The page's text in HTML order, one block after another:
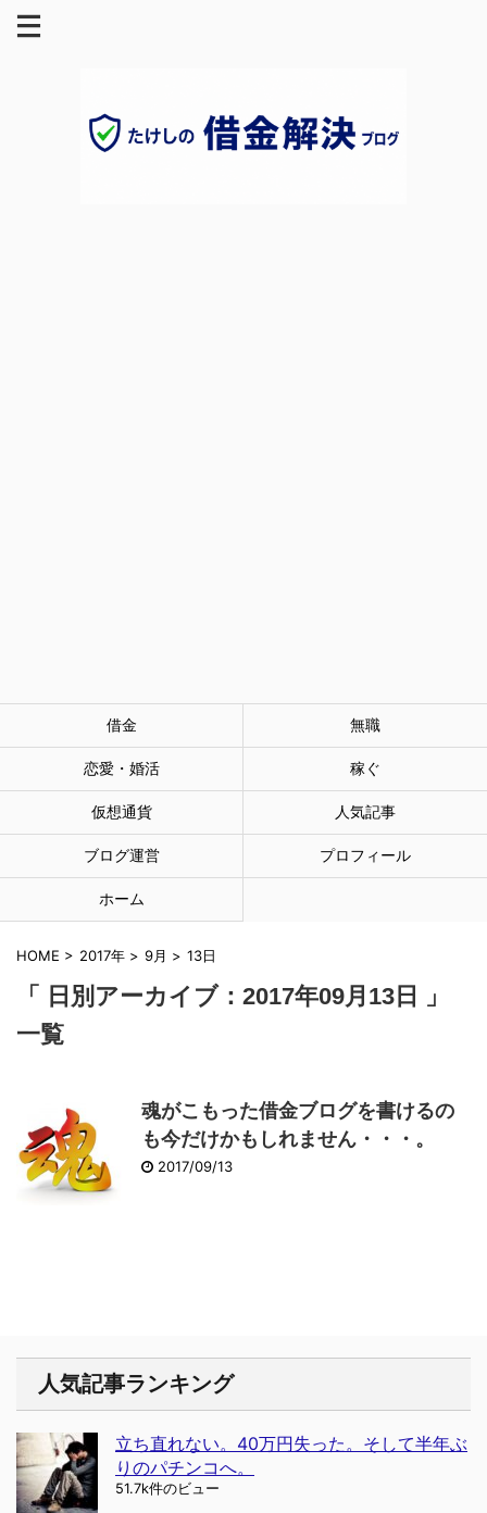
借金 無職
恋愛・婚活 稼ぐ
仮想通貨 人気記事
ブログ運営 プロフィール
ホーム
HOME > 2017年 > 9月 > 13日
「 日別アーカイブ：2017年09月13日 」
一覧
魂がこもった借金ブログを書けるの
も今だけかもしれません・・・。
2017/09/13
人気記事ランキング
立ち直れない。40万円失った。そして半年ぶ
りのパチンコへ。
51.7k件のビュー